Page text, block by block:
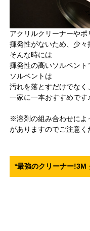
アクリルクリーナーやポ
揮発性がないため、少々
そんな時には
揮発性の高いソルベン
ソルベントは
汚れを落とすだけでな
一家に一本おすすめです♪
※溶剤の組み合わせによ
がありますのでご注意く
*最強のクリーナー!3M